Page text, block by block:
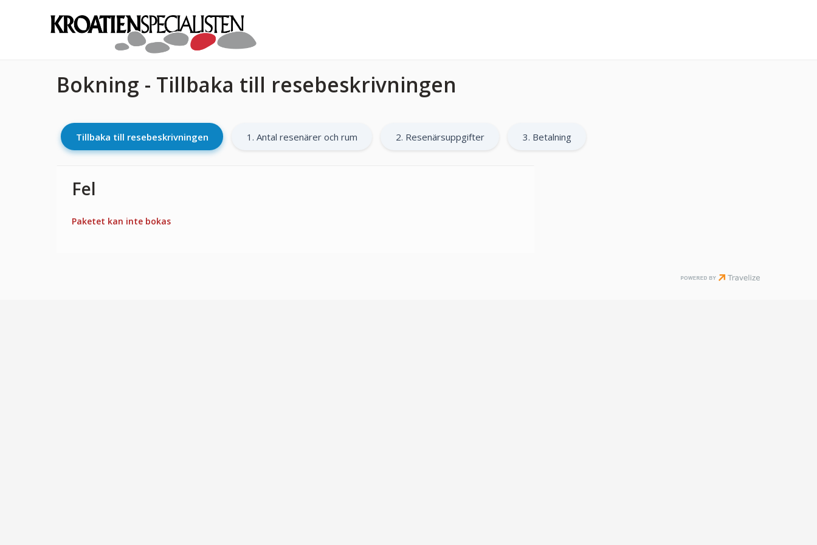
Bokning - Tillbaka till resebeskrivningen
Tillbaka till resebeskrivningen 1. Antal resenärer och rum 2. Resenärsuppgifter 3. Betalning
Fel
Paketet kan inte bokas